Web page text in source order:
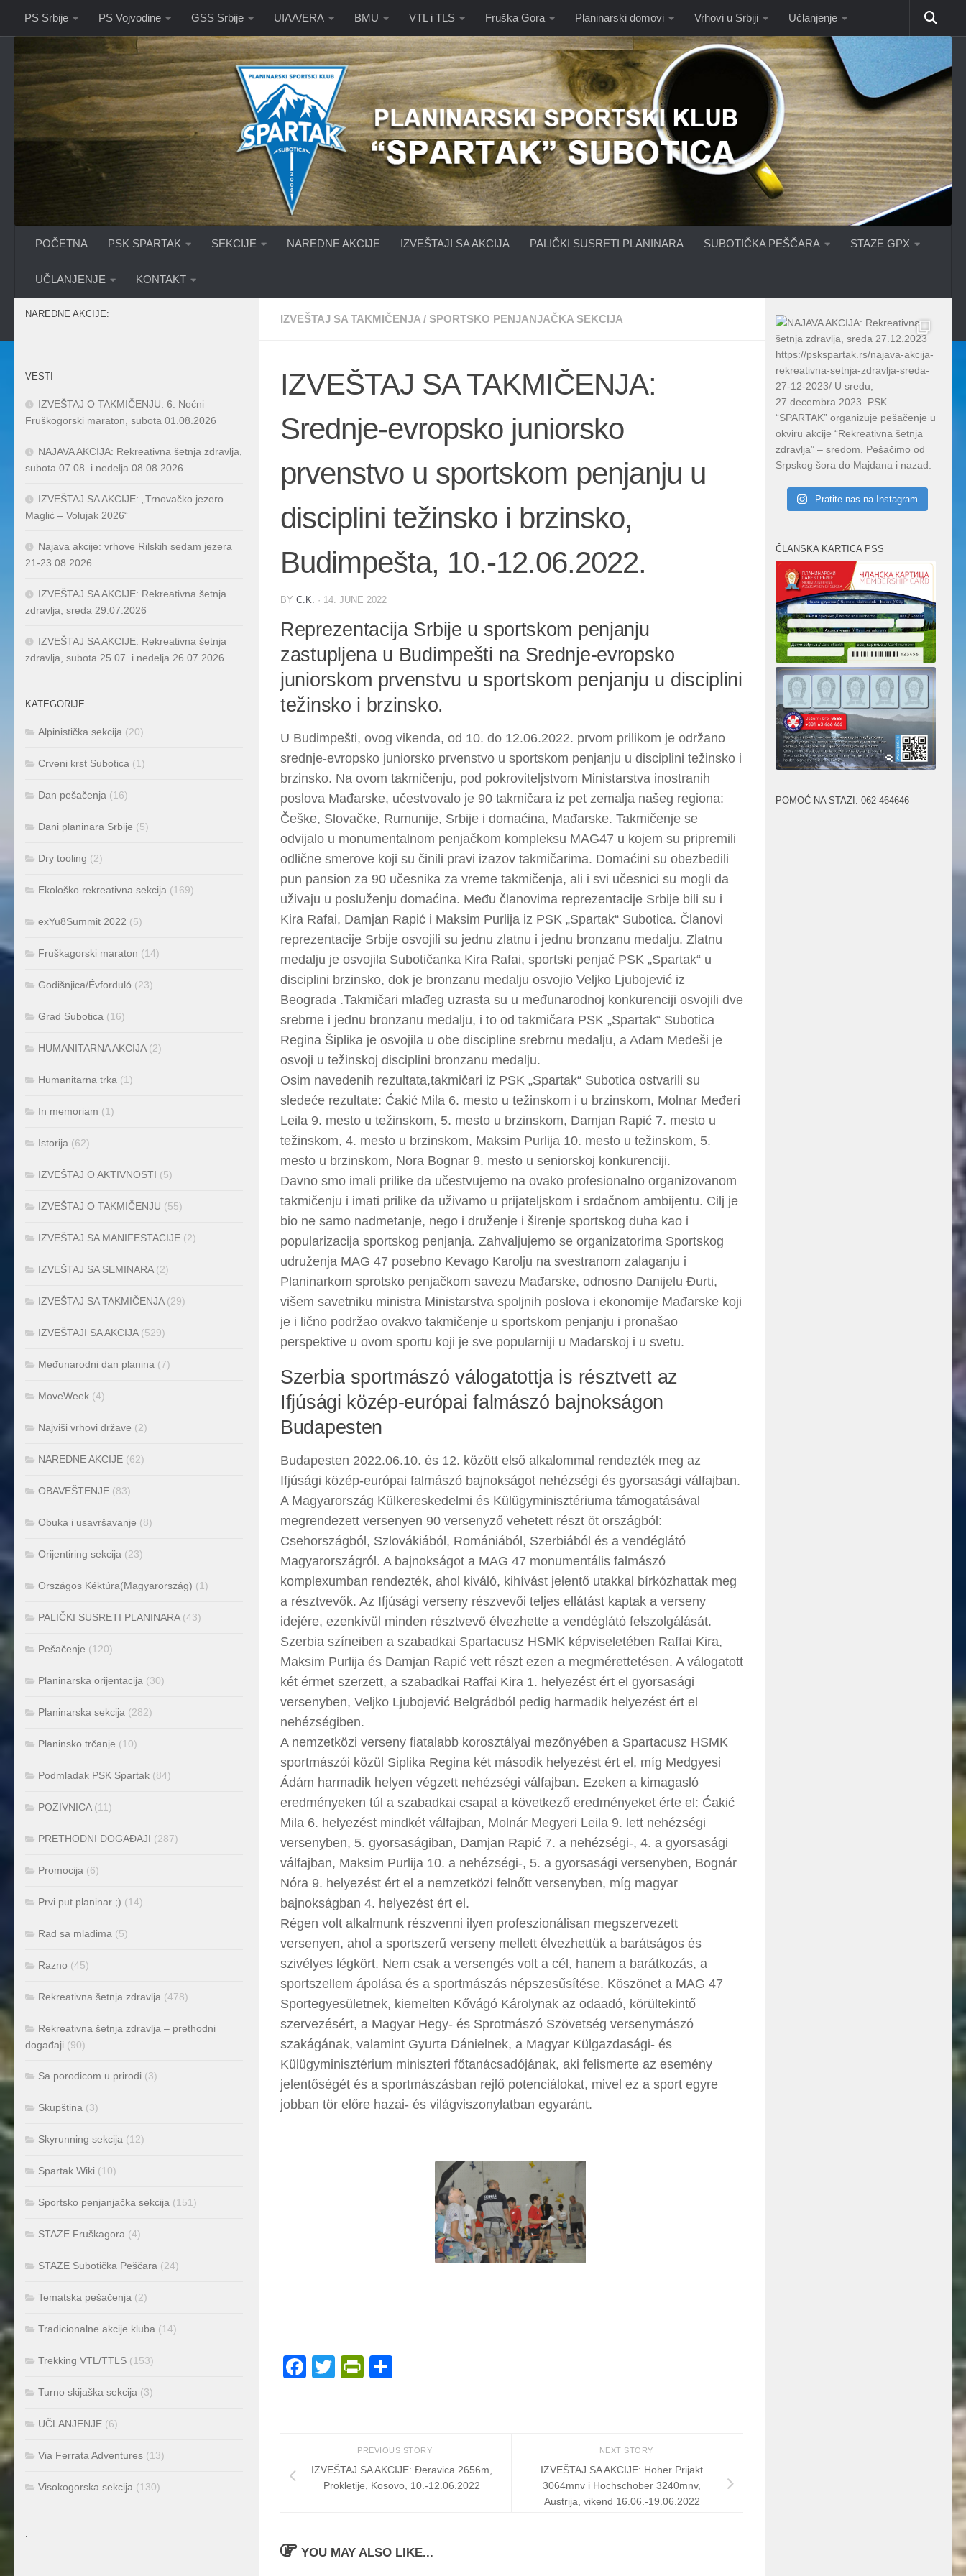
Skip to content
PS Srbije PS Vojvodine GSS Srbije UIAA/ERA BMU VTL i TLS Fruška Gora Planinarski domovi Vrhovi u Srbiji Učlanjenje
POČETNA PSK SPARTAK SEKCIJE NAREDNE AKCIJE IZVEŠTAJI SA AKCIJA PALIČKI SUSRETI PLANINARA SUBOTIČKA PEŠČARA STAZE GPX
UČLANJENJE KONTAKT
IZVEŠTAJ SA TAKMIČENJA / SPORTSKO PENJANJAČKA SEKCIJA
IZVEŠTAJ SA TAKMIČENJA:
Srednje-evropsko juniorsko
prvenstvo u sportskom penjanju u
disciplini težinsko i brzinsko,
Budimpešta, 10.-12.06.2022.
BY C.K. · 14. JUNE 2022
Reprezentacija Srbije u sportskom penjanju
zastupljena u Budimpešti na Srednje-evropsko
juniorskom prvenstvu u sportskom penjanju u disciplini
težinsko i brzinsko.
U Budimpešti, ovog vikenda, od 10. do 12.06.2022. prvom prilikom je održano
srednje-evropsko juniorsko prvenstvo u sportskom penjanju u disciplini težinsko i
brzinsko. Na ovom takmičenju, pod pokroviteljstvom Ministarstva inostranih
poslova Mađarske, učestvovalo je 90 takmičara iz pet zemalja našeg regiona:
Češke, Slovačke, Rumunije, Srbije i domaćina, Mađarske. Takmičenje se
odvijalo u monumentalnom penjačkom kompleksu MAG47 u kojem su pripremili
odlične smerove koji su činili pravi izazov takmičarima. Domaćini su obezbedili
pun pansion za 90 učesnika za vreme takmičenja, ali i svi učesnici su mogli da
uživaju u posluženju domaćina. Među članovima reprezentacije Srbije bili su i
Kira Rafai, Damjan Rapić i Maksim Purlija iz PSK „Spartak“ Subotica. Članovi
reprezentacije Srbije osvojili su jednu zlatnu i jednu bronzanu medalju. Zlatnu
medalju je osvojila Subotičanka Kira Rafai, sportski penjač PSK „Spartak“ u
disciplini brzinsko, dok je bronzanu medalju osvojio Veljko Ljubojević iz
Beograda .Takmičari mlađeg uzrasta su u međunarodnoj konkurenciji osvojili dve
srebrne i jednu bronzanu medalju, i to od takmičara PSK „Spartak“ Subotica
Regina Šiplika je osvojila u obe discipline srebrnu medalju, a Adam Međeši je
osvoji u težinskoj disciplini bronzanu medalju.
Osim navedenih rezultata,takmičari iz PSK „Spartak“ Subotica ostvarili su
sledeće rezultate: Ćakić Mila 6. mesto u težinskom i u brzinskom, Molnar Međeri
Leila 9. mesto u težinskom, 5. mesto u brzinskom, Damjan Rapić 7. mesto u
težinskom, 4. mesto u brzinskom, Maksim Purlija 10. mesto u težinskom, 5.
mesto u brzinskom, Nora Bognar 9. mesto u seniorskoj konkurenciji.
Davno smo imali prilike da učestvujemo na ovako profesionalno organizovanom
takmičenju i imati prilike da uživamo u prijateljskom i srdačnom ambijentu. Cilj je
bio ne samo nadmetanje, nego i druženje i širenje sportskog duha kao i
popularizacija sportskog penjanja. Zahvaljujemo se organizatorima Sportskog
udruženja MAG 47 posebno Kevago Karolju na svestranom zalaganju i
Planinarkom sprotsko penjačkom savezu Mađarske, odnosno Danijelu Đurti,
višem savetniku ministra Ministarstva spoljnih poslova i ekonomije Mađarske koji
je i lično podržao ovakvo takmičenje u sportskom penjanju i pronašao
perspektive u ovom sportu koji je sve popularniji u Mađarskoj i u svetu.
Szerbia sportmászó válogatottja is résztvett az
Ifjúsági közép-európai falmászó bajnokságon
Budapesten
Budapesten 2022.06.10. és 12. között első alkalommal rendezték meg az
Ifjúsági közép-európai falmászó bajnokságot nehézségi és gyorsasági válfajban.
A Magyarország Külkereskedelmi és Külügyminisztériuma támogatásával
megrendezett versenyen 90 versenyző vehetett részt öt országból:
Csehországból, Szlovákiából, Romániából, Szerbiából és a vendéglátó
Magyarországról. A bajnokságot a MAG 47 monumentális falmászó
komplexumban rendezték, ahol kiváló, kihívást jelentő utakkal bírkózhattak meg
a résztvevők. Az Ifjúsági verseny részvevői teljes ellátást kaptak a verseny
idejére, ezenkívül minden résztvevő élvezhette a vendéglátó felszolgálását.
Szerbia színeiben a szabadkai Spartacusz HSMK képviseletében Raffai Kira,
Maksim Purlija és Damjan Rapić vett részt ezen a megmérettetésen. A válogatott
két érmet szerzett, a szabadkai Raffai Kira 1. helyezést ért el gyorsasági
versenyben, Veljko Ljubojević Belgrádból pedig harmadik helyezést ért el
nehézségiben.
A nemzetközi verseny fiatalabb korosztályai mezőnyében a Spartacusz HSMK
sportmászói közül Siplika Regina két második helyezést ért el, míg Medgyesi
Ádám harmadik helyen végzett nehézségi válfajban. Ezeken a kimagasló
eredményeken túl a szabadkai csapat a következő eredményeket érte el: Ćakić
Mila 6. helyezést mindkét válfajban, Molnár Megyeri Leila 9. lett nehézségi
versenyben, 5. gyorsaságiban, Damjan Rapić 7. a nehézségi-, 4. a gyorsasági
válfajban, Maksim Purlija 10. a nehézségi-, 5. a gyorsasági versenyben, Bognár
Nóra 9. helyezést ért el a nemzetközi felnőtt versenyben, míg magyar
bajnokságban 4. helyezést ért el.
Régen volt alkalmunk részvenni ilyen profeszionálisan megszervezett
versenyen, ahol a sportszerű verseny mellett élvezhettük a barátságos és
szivélyes légkört. Nem csak a versengés volt a cél, hanem a barátkozás, a
sportszellem ápolása és a sportmászás népszesűsítése. Köszönet a MAG 47
Sportegyesületnek, kiemelten Kővágó Károlynak az odaadó, körültekintő
szervezésért, a Magyar Hegy- és Sprotmászó Szövetség versenymászó
szakágának, valamint Gyurta Dánielnek, a Magyar Külgazdasági- és
Külügyminisztérium miniszteri főtanácsadójának, aki felismerte az esemény
jelentőségét és a sportmászásban rejlő potenciálokat, mivel ez a sport egyre
jobban tör előre hazai- és világviszonylatban egyaránt.
Facebook
TwitterPrintFriendly
NEXT STORY
IZVEŠTAJ SA AKCIJE: Hoher Prijakt
3064mnv i Hochschober 3240mnv,
Austrija, vikend 16.06.-19.06.2022
PREVIOUS STORY
IZVEŠTAJ SA AKCIJE: Đeravica 2656m,
Prokletije, Kosovo, 10.-12.06.2022
YOU MAY ALSO LIKE...
NAREDNE AKCIJE:
VESTI
IZVEŠTAJ O TAKMIČENJU: 6. Noćni
Fruškogorski maraton, subota 01.08.2026
NAJAVA AKCIJA: Rekreativna šetnja zdravlja,
subota 07.08. i nedelja 08.08.2026
IZVEŠTAJ SA AKCIJE: „Trnovačko jezero –
Maglić – Volujak 2026“
Najava akcije: vrhove Rilskih sedam jezera
21-23.08.2026
IZVEŠTAJ SA AKCIJE: Rekreativna šetnja
zdravlja, sreda 29.07.2026
IZVEŠTAJ SA AKCIJE: Rekreativna šetnja
zdravlja, subota 25.07. i nedelja 26.07.2026
KATEGORIJE
Alpinistička sekcija (20)
Crveni krst Subotica (1)
Dan pešačenja (16)
Dani planinara Srbije (5)
Dry tooling (2)
Ekološko rekreativna sekcija (169)
exYu8Summit 2022 (5)
Fruškagorski maraton (14)
Godišnjica/Évforduló (23)
Grad Subotica (16)
HUMANITARNA AKCIJA(2)
Humanitarna trka (1)
In memoriam (1)
Istorija (62)
IZVEŠTAJ O AKTIVNOSTI (5)
IZVEŠTAJ O TAKMIČENJU (55)
IZVEŠTAJ SA MANIFESTACIJE (2)
IZVEŠTAJ SA SEMINARA(2)
IZVEŠTAJ SA TAKMIČENJA(29)
IZVEŠTAJI SA AKCIJA(529)
Međunarodni dan planina (7)
MoveWeek (4)
Najviši vrhovi države (2)
NAREDNE AKCIJE (62)
OBAVEŠTENJE (83)
Obuka i usavršavanje (8)
Orijentiring sekcija (23)
Országos Kéktúra(Magyarország) (1)
PALIČKI SUSRETI PLANINARA(43)
Pešačenje (120)
Planinarska orijentacija (30)
Planinarska sekcija (282)
Planinsko trčanje (10)
Podmladak PSK Spartak (84)
POZIVNICA(11)
PRETHODNI DOGAĐAJI (287)
Promocija (6)
Prvi put planinar ;) (14)
Rad sa mladima (5)
Razno (45)
Rekreativna šetnja zdravlja (478)
Rekreativna šetnja zdravlja – prethodni
događaji (90)
Sa porodicom u prirodi (3)
Skupština (3)
Skyrunning sekcija (12)
Spartak Wiki (10)
Sportsko penjanjačka sekcija (151)
STAZE Fruškagora (4)
STAZE Subotička Peščara (24)
Tematska pešačenja (2)
Tradicionalne akcije kluba (14)
Trekking VTL/TTLS (153)
Turno skijaška sekcija (3)
UČLANJENJE (6)
Via Ferrata Adventures (13)
Visokogorska sekcija (130)
Pratite nas na Instagram
ČLANSKA KARTICA PSS
POMOĆ NA STAZI: 062 464646